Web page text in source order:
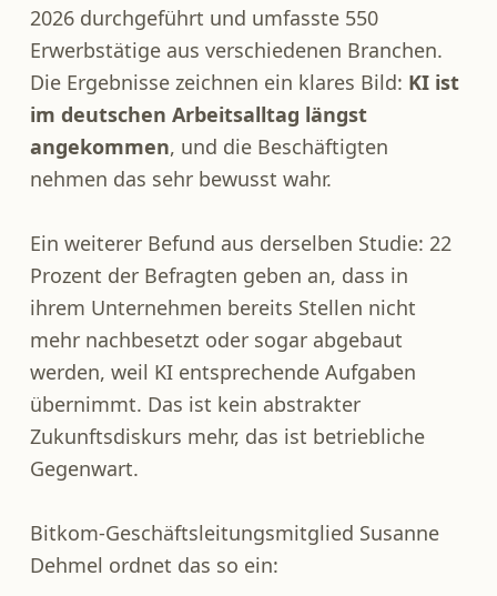
2026 durchgeführt und umfasste 550
Erwerbstätige aus verschiedenen Branchen.
Die Ergebnisse zeichnen ein klares Bild: KI ist
im deutschen Arbeitsalltag längst
angekommen, und die Beschäftigten
nehmen das sehr bewusst wahr.
Ein weiterer Befund aus derselben Studie: 22
Prozent der Befragten geben an, dass in
ihrem Unternehmen bereits Stellen nicht
mehr nachbesetzt oder sogar abgebaut
werden, weil KI entsprechende Aufgaben
übernimmt. Das ist kein abstrakter
Zukunftsdiskurs mehr, das ist betriebliche
Gegenwart.
Bitkom-Geschäftsleitungsmitglied Susanne
Dehmel ordnet das so ein: